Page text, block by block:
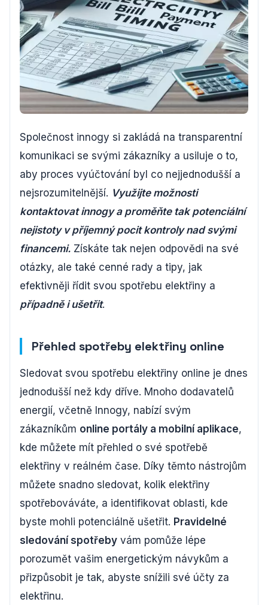
Společnost innogy si zakládá na transparentní
komunikaci se svými zákazníky a usiluje o to,
aby proces vyúčtování byl co nejjednodušší a
nejsrozumitelnější. Využijte možnosti
kontaktovat innogy a proměňte tak potenciální
nejistoty v příjemný pocit kontroly nad svými
financemi. Získáte tak nejen odpovědi na své
otázky, ale také cenné rady a tipy, jak
efektivněji řídit svou spotřebu elektřiny a
případně i ušetřit.
Přehled spotřeby elektřiny online
Sledovat svou spotřebu elektřiny online je dnes
jednodušší než kdy dříve. Mnoho dodavatelů
energií, včetně Innogy, nabízí svým
zákazníkům online portály a mobilní aplikace,
kde můžete mít přehled o své spotřebě
elektřiny v reálném čase. Díky těmto nástrojům
můžete snadno sledovat, kolik elektřiny
spotřebováváte, a identifikovat oblasti, kde
byste mohli potenciálně ušetřit. Pravidelné
sledování spotřeby vám pomůže lépe
porozumět vašim energetickým návykům a
přizpůsobit je tak, abyste snížili své účty za
elektřinu.